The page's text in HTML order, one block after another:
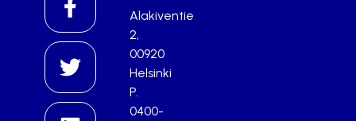
Alakiventie
2,
00920
Helsinki
P.
0400-